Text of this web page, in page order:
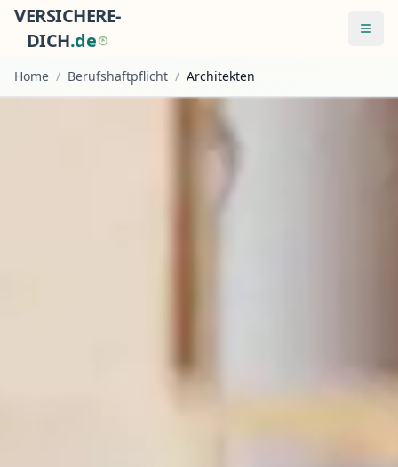
VERSICHERE-
DICH.de
Home / Berufshaftpflicht / Architekten